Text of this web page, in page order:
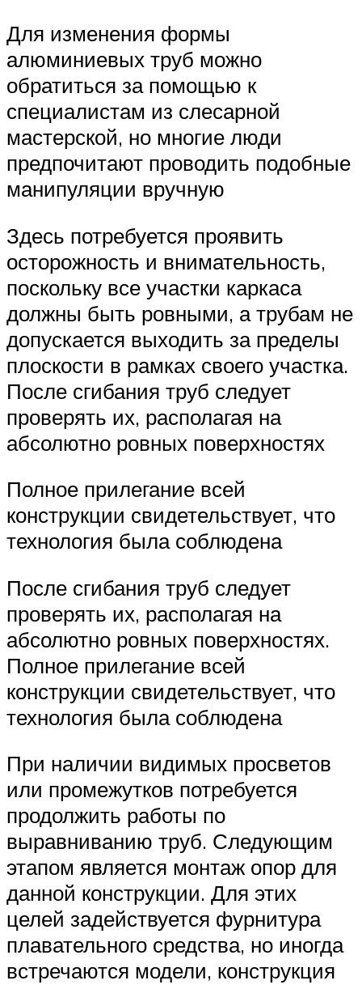
Для изменения формы
алюминиевых труб можно
обратиться за помощью к
специалистам из слесарной
мастерской, но многие люди
предпочитают проводить подобные
манипуляции вручную
Здесь потребуется проявить
осторожность и внимательность,
поскольку все участки каркаса
должны быть ровными, а трубам не
допускается выходить за пределы
плоскости в рамках своего участка.
После сгибания труб следует
проверять их, располагая на
абсолютно ровных поверхностях
Полное прилегание всей
конструкции свидетельствует, что
технология была соблюдена
После сгибания труб следует
проверять их, располагая на
абсолютно ровных поверхностях.
Полное прилегание всей
конструкции свидетельствует, что
технология была соблюдена
При наличии видимых просветов
или промежутков потребуется
продолжить работы по
выравниванию труб. Следующим
этапом является монтаж опор для
данной конструкции. Для этих
целей задействуется фурнитура
плавательного средства, но иногда
встречаются модели, конструкция